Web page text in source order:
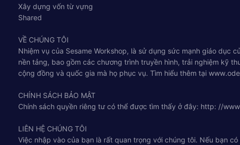
Xây dựng vốn từ vựng
Shared
VỀ CHÚNG TÔI
Nhiệm vụ của Sesame Workshop, là sử dụng sức mạnh giáo dục
nền tảng, bao gồm các chương trình truyền hình, trải nghiệm kỹ
cộng đồng và quốc gia mà họ phục vụ. Tìm hiểu thêm tại
CHÍNH SÁCH BẢO MẬT
Chính sách quyền riêng tư có thể được tìm thấy ở đây: http: //
LIÊN HỆ CHÚNG TÔI
Việc nhập vào của bạn là rất quan trọng với chúng tôi. Nếu bạn